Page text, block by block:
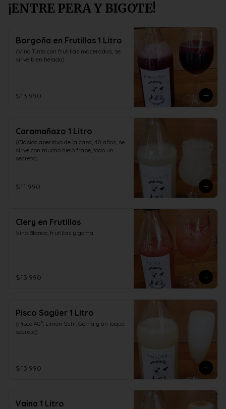
¡ENTRE PERA Y BIGOTE!
Borgoña en Frutillas 1 Litro
(Vino Tinto con frutillas maceradas, se
sirve bien helado)
$13.990
Caramañazo 1 Litro
(Clásico aperitivo de la casa, 40 años, se
sirve con mucho hielo frape, todo un
secreto)
$11.990
Clery en Frutillas
Vino Blanco, frutillas y goma
$13.990
Pisco Sagüer 1 Litro
(Pisco 40°, Limón Sutil, Goma y un toque
secreto)
$13.990
Vaina 1 Litro